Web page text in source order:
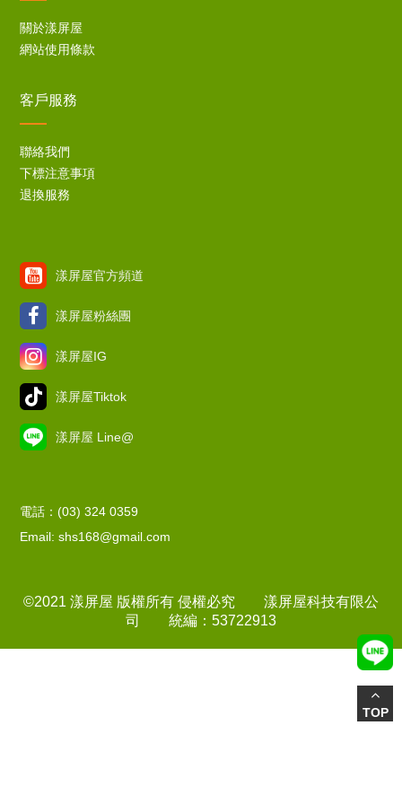
關於漾屏屋
網站使用條款
客戶服務
聯絡我們
下標注意事項
退換服務
漾屏屋官方頻道
漾屏屋粉絲團
漾屏屋IG
漾屏屋Tiktok
漾屏屋 Line@
電話：(03) 324 0359
Email: shs168@gmail.com
©2021 漾屏屋 版權所有 侵權必究 漾屏屋科技有限公
司 統編：53722913
TOP